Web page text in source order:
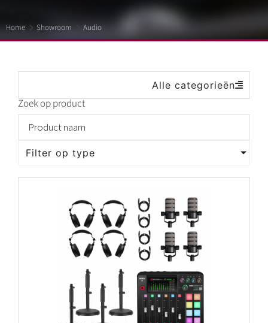
Home Showroom Audio
Alle categorieën
Zoek op product
Filter op type